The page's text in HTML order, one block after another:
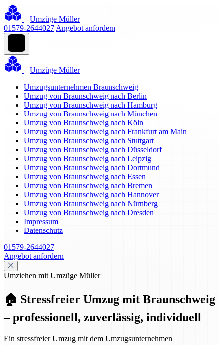
Umzüge Müller
01579-2644027 Angebot anfordern
Umzüge Müller
Umzugsunternehmen Braunschweig
Umzug von Braunschweig nach Berlin
Umzug von Braunschweig nach Hamburg
Umzug von Braunschweig nach München
Umzug von Braunschweig nach Köln
Umzug von Braunschweig nach Frankfurt am Main
Umzug von Braunschweig nach Stuttgart
Umzug von Braunschweig nach Düsseldorf
Umzug von Braunschweig nach Leipzig
Umzug von Braunschweig nach Dortmund
Umzug von Braunschweig nach Essen
Umzug von Braunschweig nach Bremen
Umzug von Braunschweig nach Hannover
Umzug von Braunschweig nach Nürnberg
Umzug von Braunschweig nach Dresden
Impressum
Datenschutz
01579-2644027
Angebot anfordern
Umziehen mit Umzüge Müller
🏠 Stressfreier Umzug mit Braunschweig
– professionell, zuverlässig, individuell
Ein stressfreier Umzug mit dem Umzugsunternehmen